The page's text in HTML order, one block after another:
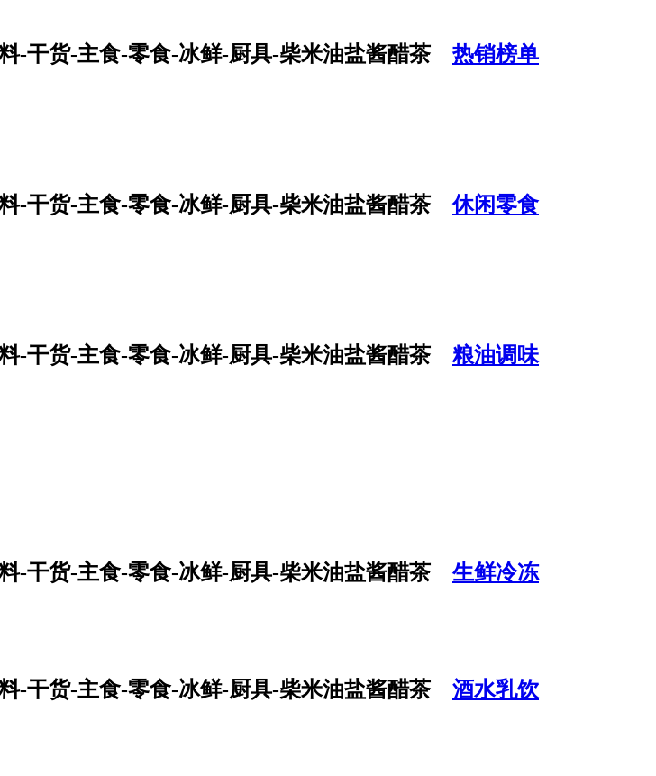
热销榜单
休闲零食
粮油调味
生鲜冷冻
酒水乳饮